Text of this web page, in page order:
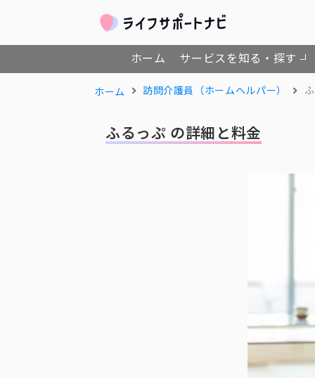
ホーム サービスを知る・探す
ホーム 訪問介護員（ホームヘルパー）
ふるっぷ の詳細と料金